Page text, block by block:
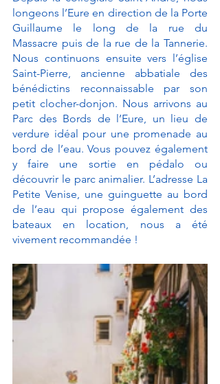
longeons l’Eure en direction de la Porte
Guillaume le long de la rue du
Massacre puis de la rue de la Tannerie.
Nous continuons ensuite vers l’église
Saint-Pierre, ancienne abbatiale des
bénédictins reconnaissable par son
petit clocher-donjon. Nous arrivons au
Parc des Bords de l’Eure, un lieu de
verdure idéal pour une promenade au
bord de l’eau. Vous pouvez également
y faire une sortie en pédalo ou
découvrir le parc animalier. L’adresse La
Petite Venise, une guinguette au bord
de l’eau qui propose également des
bateaux en location, nous a été
vivement recommandée !